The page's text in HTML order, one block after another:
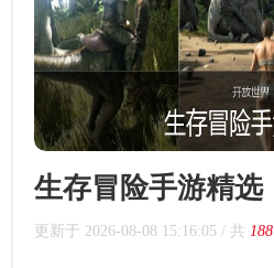
生存冒险手游精选
更新于 2026-08-08 15:16:05 / 共 188